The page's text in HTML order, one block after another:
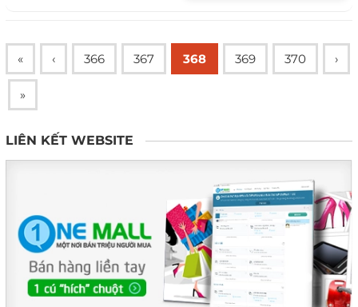
« ‹ 366 367 368 369 370 ›
»
LIÊN KẾT WEBSITE